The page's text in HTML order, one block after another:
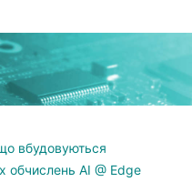
вбудовуються
обчислень AI @ Edge